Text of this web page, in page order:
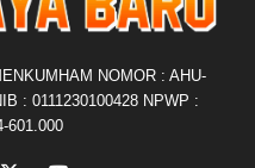
NOMOR : AHU-
: 0111230100428 NPWP :
601.000